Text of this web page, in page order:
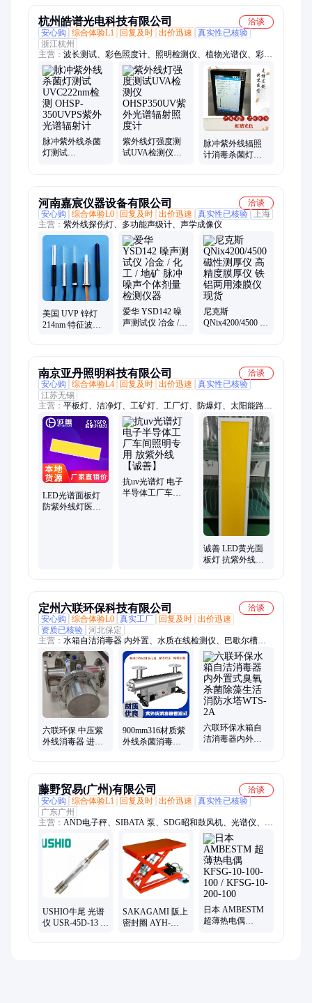
杭州皓谱光电科技有限公司
洽谈
安心购
综合体验L1 回复及时 出价迅速
真实性已核验
浙江杭州
主营： 波长测试、彩色照度计、照明检测仪、植物光谱仪、彩色
光谱仪、光谱照度计、手持式光谱、光谱分析仪、光谱色温仪、
紫外线测试仪、眩光测试仪、成像亮度计
脉冲紫外线杀菌
灯测试
紫外线灯强度测
试UVA检测仪
脉冲紫外线辐照
计消毒杀菌灯检
河南嘉宸仪器设备有限公司
洽谈
安心购
综合体验L0 回复及时 出价迅速 真实性已核验
上海
主营： 紫外线探伤灯、多功能声级计、声学成像仪
美国 UVP 锌灯
214nm 特征波长
爱华 YSD142 噪
声测试仪 冶金 /
尼克斯
QNix4200/4500 磁
南京亚丹照明科技有限公司
洽谈
安心购
综合体验L4 回复及时 出价迅速
真实性已核验
江苏无锡
主营： 平板灯、洁净灯、工矿灯、工厂灯、防爆灯、太阳能路
灯、智能护眼台灯、日光灯管、三防灯、黄光灯、防爆平板灯、
球场灯、冷库灯
LED光谱面板灯
防紫外线灯医药
抗uv光谱灯 电子
半导体工厂车间
诚善 LED黄光面
板灯 抗紫外线灯
定州六联环保科技有限公司
洽谈
安心购
综合体验L0 真实工厂 回复及时 出价迅速
资质已核验 河北保定
主营： 水箱自洁消毒器 内外置、水质在线检测仪、巴歇尔槽、
方体式紫外线空间消毒器、紫外线消毒器、中压紫外线、明渠紫
外线、明渠流量计、空间臭氧消毒器
六联环保 中压紫
外线消毒器 进口
900mm316材质紫
外线杀菌消毒器
六联环保水箱自
洁消毒器内外置
藤野贸易(广州)有限公司
洽谈
安心购
综合体验L1 回复及时 出价迅速
真实性已核验
广东广州
主营： AND电子秤、SIBATA 泵、SDG昭和鼓风机、光谱仪、
TORAY东丽、THINKY搅拌机、SUIDEN瑞电、OJIDEN开关、
变压器、东方马达
USHIO牛尾 光谱
仪 USR-45D-13 紫
SAKAGAMI 阪上
密封圈 AYH-
日本 AMBESTM
超薄热电偶